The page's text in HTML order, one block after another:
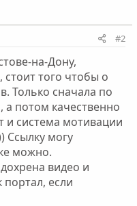
#2
на-Дону,
того чтобы о
Только сначала по
а потом качественно
и система мотивации
Ссылку могу
можно.
видео и
портал, если